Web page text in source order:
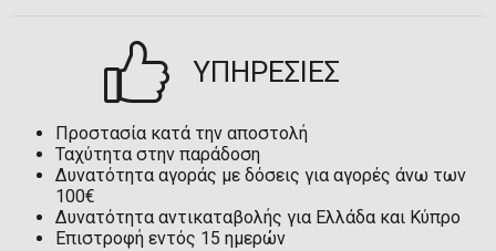
ΥΠΗΡΕΣΙΕΣ
Προστασία κατά την αποστολή
Ταχύτητα στην παράδοση
Δυνατότητα αγοράς με δόσεις για αγορές άνω των
100€
Δυνατότητα αντικαταβολής για Ελλάδα και Κύπρο
Επιστροφή εντός 15 ημερών